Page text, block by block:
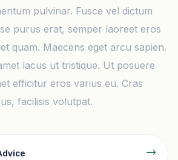
pulvinar. Fusce vel dictum
purus erat, semper laoreet eros
quam. Maecens eget arcu sapien.
lacus ut tristique. Ut posuere
efficitur eros varius eu. Cras
facilisis volutpat.